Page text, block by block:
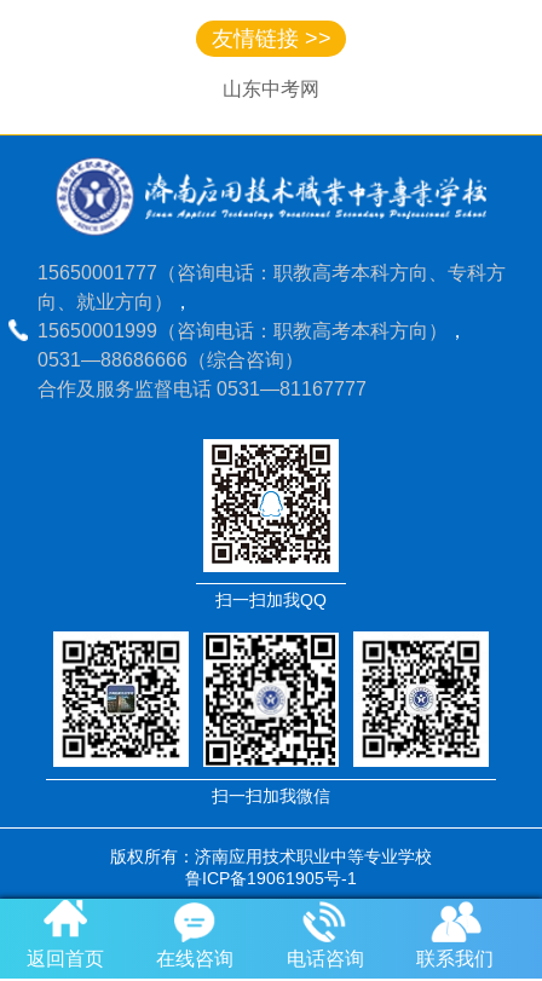
友情链接 >>
山东中考网
15650001777（咨询电话：职教高考本科方向、专科方
向、就业方向）
，
15650001999（咨询电话：职教高考本科方向）
，
0531—88686666（综合咨询）
合作及服务监督电话 0531—81167777
扫一扫加我QQ
扫一扫加我微信
版权所有：济南应用技术职业中等专业学校
鲁ICP备19061905号-1
返回首页 在线咨询 电话咨询 联系我们